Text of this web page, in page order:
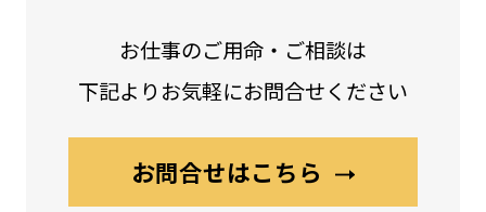
お仕事のご用命・ご相談は
下記よりお気軽にお問合せください
お問合せはこちら